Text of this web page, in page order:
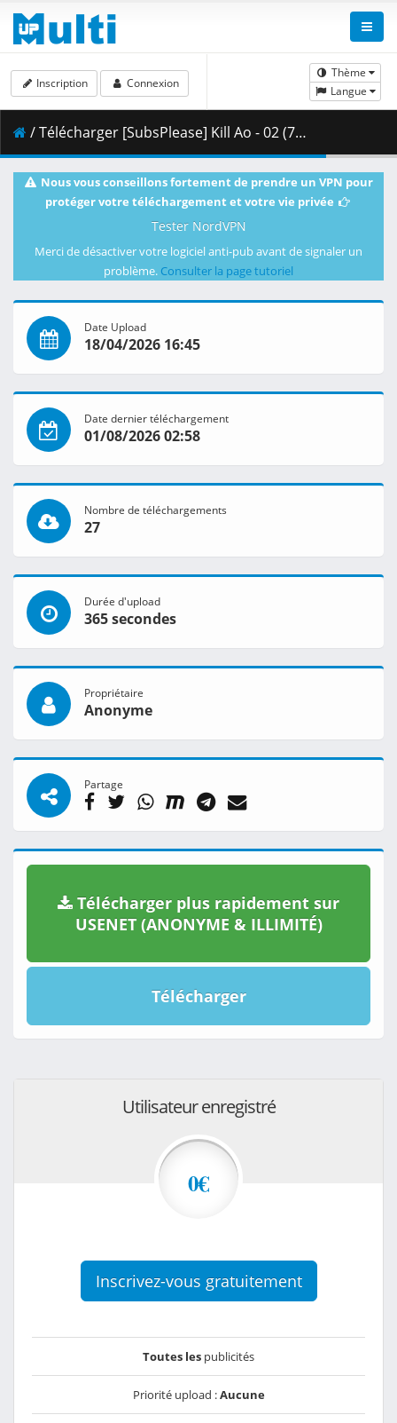
Thème
Langue
Inscription Connexion
/ Télécharger [SubsPlease] Kill Ao - 02 (720p) [83C39C26].mkv.002 ( 351.93 MB )
Nous vous conseillons fortement de prendre un VPN pour
protéger votre téléchargement et votre vie privée
Tester NordVPN
Merci de désactiver votre logiciel anti-pub avant de signaler un
problème. Consulter la page tutoriel
Date Upload
18/04/2026 16:45
Date dernier téléchargement
01/08/2026 02:58
Nombre de téléchargements
27
Durée d'upload
365 secondes
Propriétaire
Anonyme
Partage
Télécharger plus rapidement sur
USENET (ANONYME & ILLIMITÉ)
Télécharger
Utilisateur enregistré
0€
Inscrivez-vous gratuitement
Toutes les publicités
Priorité upload :Aucune